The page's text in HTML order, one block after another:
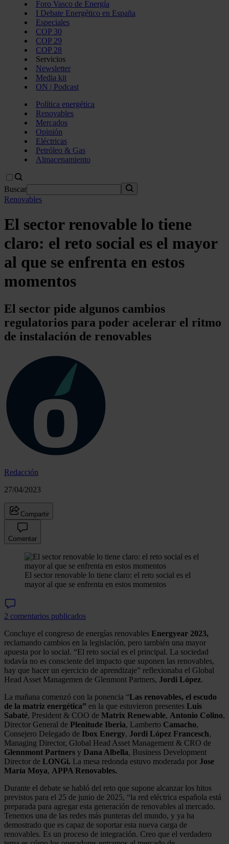
Foro Vasco de Energía
I Debate Energético en España
Especiales
COP 30
COP 29
COP 28
Servicios
Newsletter
Media kit
ON | Podcast
Política energética
Renovables
Mercados
Opinión
Eléctricas
Petróleo & Gas
Almacenamiento
Buscar
Renovables
El sector renovable lo tiene
claro: el reto social es el mayor
al que se enfrenta en estos
momentos
El sector pide algunos cambios
regulatorios para poder acelerar el ritmo
de instalación de renovables
Redacción
27/04/2023
Compartir
Comentar
El sector renovable lo tiene claro: el reto social es el
mayor al que se enfrenta en estos momentos
2 comentarios publicados
Concluye el congreso de energías renovables Energyear 2023,
reclamando cambios en la legislación, pero también una mayor
apuesta por lo social. “El reto social es el principal. La sociedad
todavía no es consciente del impacto que suponen las renovables,
hay que hacer un ejercicio de aprendizaje” reflexionaba el Global
Head Asset Managemen de Glenmont Partners, Jordi López.
La mañana comenzó con la ponencia “Las renovables, el escudo
de la matriz energética” en la que estuvieron presentes Luis
Sabaté, President & COO de Matrix Renewable, Antonio Colino,
Director General de Plenitude Iberia, Lamberto Camacho,
Consejero Delegado de Ibox Energy, Jordi López Francesch,
Managing Director, Global Head Asset Management & CRO de
Glennmont Partners y Dana Albella, Business Development
Director de LONGi. La mesa redonda estuvo moderada por Jose
María Moya, APPA Renovables.
Durante el debate se habló del reto que supone alcanzar los hitos
previstos para el 25 de junio de 2025, “la red eléctrica española está
preparada para agregar esta generación de renovables al mercado.
Tenemos una de las redes más punteras del mundo, y ya ha
demostrado que es capaz de soportar esta nueva carga de
renovables. Es un proceso de integración. Creo que el verdadero